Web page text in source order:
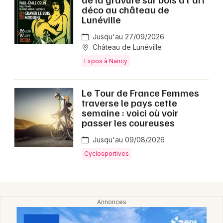
déco au château de
Lunéville
Jusqu'au 27/09/2026
Château de Lunéville
Expos à Nancy
Le Tour de France Femmes
traverse le pays cette
semaine : voici où voir
passer les coureuses
Jusqu'au 09/08/2026
Cyclosportives